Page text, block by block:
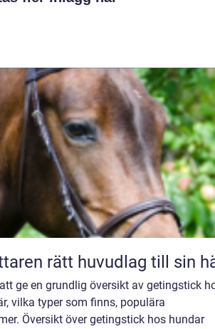
ryttaren rätt huvudlag till sin
ge en grundlig översikt av getingstick
vilka typer som finns, populära
Översikt över getingstick hos hundar